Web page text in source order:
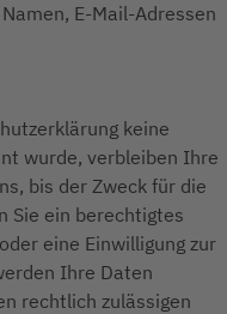
E-Mail-Adressen
keine
wurde, verbleiben Ihre
bis der Zweck für die
Sie ein berechtigtes
eine Einwilligung zur
Ihre Daten
rechtlich zulässigen